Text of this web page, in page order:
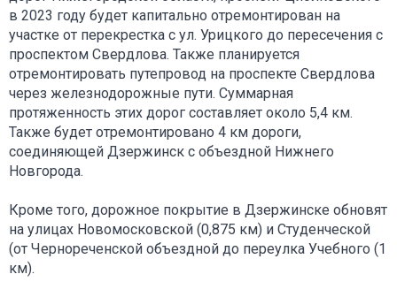
в 2023 году будет капитально отремонтирован на
участке от перекрестка с ул. Урицкого до пересечения с
проспектом Свердлова. Также планируется
отремонтировать путепровод на проспекте Свердлова
через железнодорожные пути. Суммарная
протяженность этих дорог составляет около 5,4 км.
Также будет отремонтировано 4 км дороги,
соединяющей Дзержинск с объездной Нижнего
Новгорода.
Кроме того, дорожное покрытие в Дзержинске обновят
на улицах Новомосковской (0,875 км) и Студенческой
(от Чернореченской объездной до переулка Учебного (1
км).